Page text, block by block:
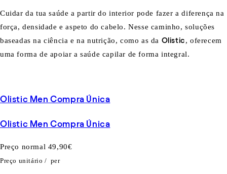
Cuidar da tua saúde a partir do interior pode fazer a diferença na
força, densidade e aspeto do cabelo. Nesse caminho, soluções
baseadas na ciência e na nutrição, como as da Olistic, oferecem
uma forma de apoiar a saúde capilar de forma integral.
Olistic Men Compra Única
Olistic Men Compra Única
Preço normal 49,90€
Preço unitário / per